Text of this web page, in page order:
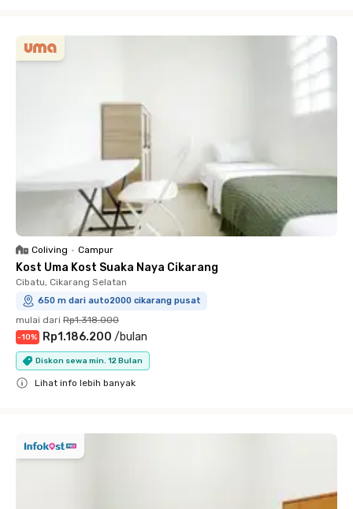
Coliving • Campur
Kost Uma Kost Suaka Naya Cikarang
Cibatu, Cikarang Selatan
650 m dari auto2000 cikarang pusat
mulai dari Rp1.318.000
-10% Rp1.186.200 /bulan
Diskon sewa min. 12 Bulan
Lihat info lebih banyak